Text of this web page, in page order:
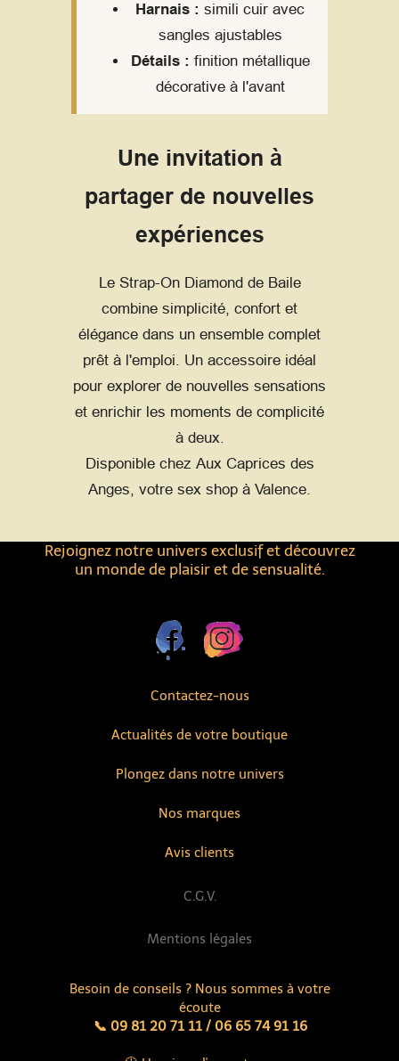
Contactez-nous
Actualités de votre boutique
Avis clients
Nos marques
Rejoignez notre univers exclusif et découvrez
un monde de plaisir et de sensualité.
Besoin de conseils ? Nous sommes à votre
écoute
📞 09 81 20 71 11 / 06 65 74 91 16
Plongez dans notre univers
Mentions légales
C.G.V.
Harnais : simili cuir avec
sangles ajustables
Détails : finition métallique
décorative à l'avant
Une invitation à
partager de nouvelles
expériences
Le Strap-On Diamond de Baile
combine simplicité, confort et
élégance dans un ensemble complet
prêt à l'emploi. Un accessoire idéal
pour explorer de nouvelles sensations
et enrichir les moments de complicité
à deux.
Disponible chez Aux Caprices des
Anges, votre sex shop à Valence.